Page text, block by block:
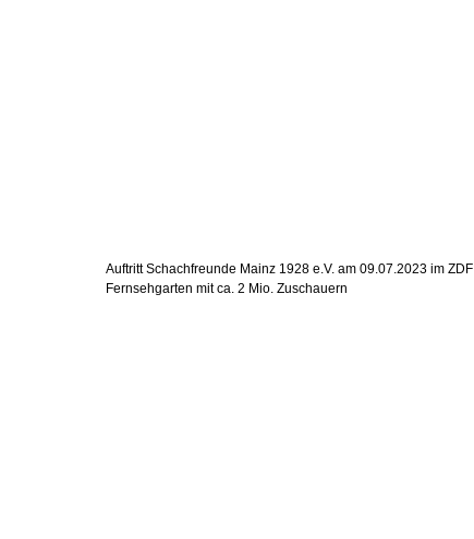
Auftritt Schachfreunde Mainz 1928 e.V. am 09.07.2023 im ZDF
Fernsehgarten mit ca. 2 Mio. Zuschauern